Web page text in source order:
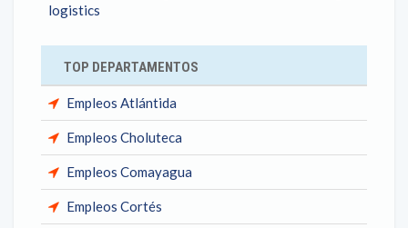
logistics
TOP DEPARTAMENTOS
Empleos Atlántida
Empleos Choluteca
Empleos Comayagua
Empleos Cortés